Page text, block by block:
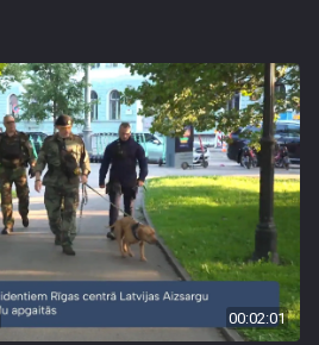
00:02:01